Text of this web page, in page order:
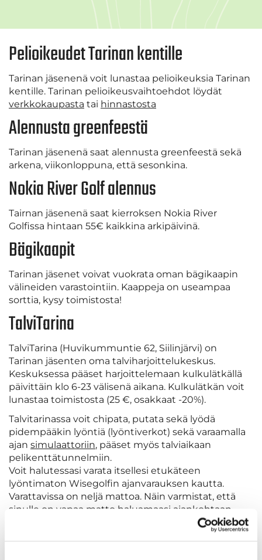
Pelioikeudet Tarinan kentille
Tarinan jäsenenä voit lunastaa pelioikeuksia Tarinan
kentille. Tarinan pelioikeusvaihtoehdot löydät
verkkokaupasta tai hinnastosta
Alennusta greenfeestä
Tarinan jäsenenä saat alennusta greenfeestä sekä
arkena, viikonloppuna, että sesonkina.
Nokia River Golf alennus
Tairnan jäsenenä saat kierroksen Nokia River
Golfissa hintaan 55€ kaikkina arkipäivinä.
Bägikaapit
Tarinan jäsenet voivat vuokrata oman bägikaapin
välineiden varastointiin. Kaappeja on useampaa
sorttia, kysy toimistosta!
TalviTarina
TalviTarina (Huvikummuntie 62, Siilinjärvi) on
Tarinan jäsenten oma talviharjoittelukeskus.
Keskuksessa pääset harjoittelemaan kulkulätkällä
päivittäin klo 6-23 välisenä aikana. Kulkulätkän voit
lunastaa toimistosta (25 €, osakkaat -20%).
Talvitarinassa voit chipata, putata sekä lyödä
pidempääkin lyöntiä (lyöntiverkot) sekä varaamalla
ajan simulaattoriin, pääset myös talviaikaan
pelikenttätunnelmiin.
Voit halutessasi varata itsellesi etukäteen
lyöntimaton Wisegolfin ajanvarauksen kautta.
Varattavissa on neljä mattoa. Näin varmistat, että
sinulle on vapaa matto haluamaasi ajankohtaan.
TalviTarinassa käytössäsi on myös kuntosali.